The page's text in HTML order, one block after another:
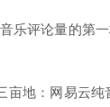
乐评论量的第
亩地：网易云